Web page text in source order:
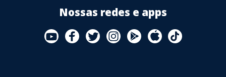
Nossas redes e apps